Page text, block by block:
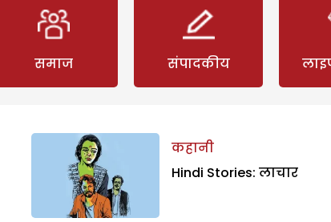
समाज संपादकीय
कहानी
Hindi Stories: लाचार